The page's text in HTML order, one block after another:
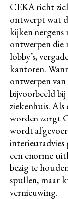
CEKA richt
ontwerpt wat
kijken nergens
ontwerpen die
lobby’s,
kantoren.
ontwerpen van
bijvoorbeeld
ziekenhuis. Als
worden zorgt
wordt
interieuradvies
een enorme
bezig te
spullen, maar
vernieuwing.